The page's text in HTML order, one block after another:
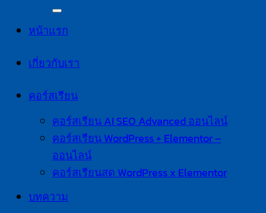
หน้าแรก
เกี่ยวกับเรา
คอร์สเรียน
คอร์สเรียน AI SEO Advanced ออนไลน์
คอร์สเรียน WordPress + Elementor –
ออนไลน์
คอร์สเรียนสด WordPress x Elementor
บทความ